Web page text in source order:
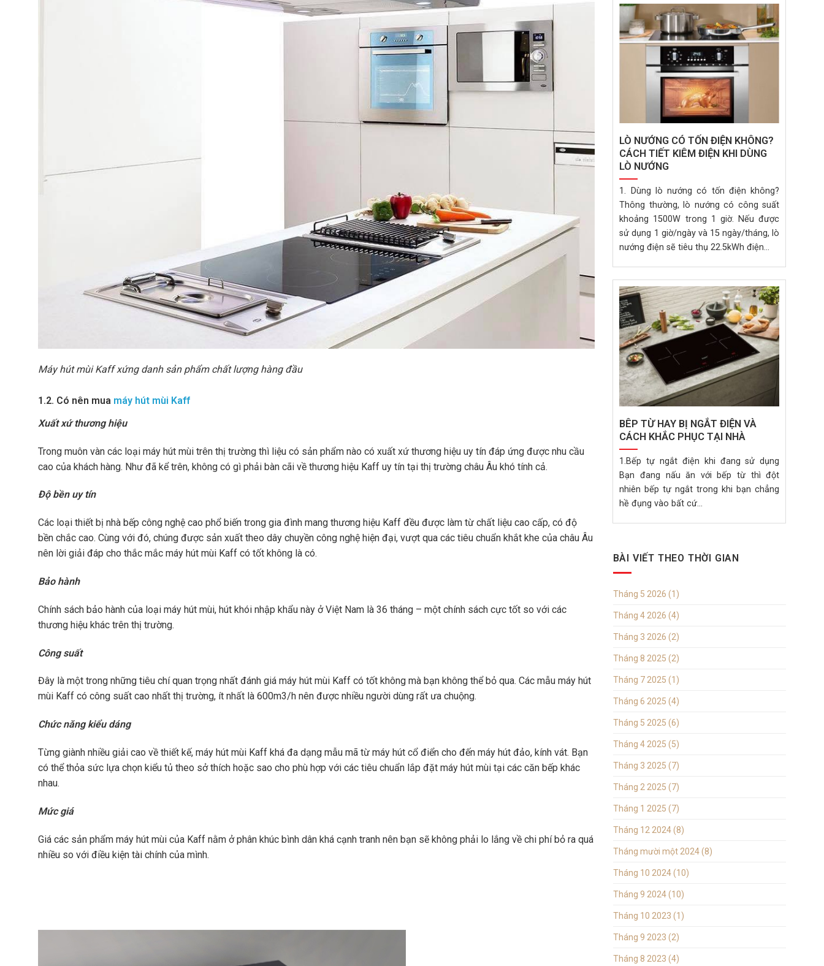
Máy hút mùi Kaff xứng danh sản phẩm chất lượng hàng đầu
1.2. Có nên mua máy hút mùi Kaff
Xuất xứ thương hiệu
Trong muôn vàn các loại máy hút mùi trên thị trường thì liệu có sản phẩm nào có xuất xứ thương hiệu uy tín đáp ứng được nhu cầu
cao của khách hàng. Như đã kể trên, không có gì phải bàn cãi về thương hiệu Kaff uy tín tại thị trường châu Âu khó tính cả.
Độ bền uy tín
Các loại thiết bị nhà bếp công nghệ cao phổ biến trong gia đình mang thương hiệu Kaff đều được làm từ chất liệu cao cấp, có độ
bền chắc cao. Cùng với đó, chúng được sản xuất theo dây chuyền công nghệ hiện đại, vượt qua các tiêu chuẩn khắt khe của châu Âu
nên lời giải đáp cho thắc mắc máy hút mùi Kaff có tốt không là có.
Bảo hành
Chính sách bảo hành của loại máy hút mùi, hút khói nhập khẩu này ở Việt Nam là 36 tháng – một chính sách cực tốt so với các
thương hiệu khác trên thị trường.
Công suất
Đây là một trong những tiêu chí quan trọng nhất đánh giá máy hút mùi Kaff có tốt không mà bạn không thể bỏ qua. Các mẫu máy hút
mùi Kaff có công suất cao nhất thị trường, ít nhất là 600m3/h nên được nhiều người dùng rất ưa chuộng.
Chức năng kiểu dáng
Từng giành nhiều giải cao về thiết kế, máy hút mùi Kaff khá đa dạng mẫu mã từ máy hút cổ điển cho đến máy hút đảo, kính vát. Bạn
có thể thỏa sức lựa chọn kiểu tủ theo sở thích hoặc sao cho phù hợp với các tiêu chuẩn lắp đặt máy hút mùi tại các căn bếp khác
nhau.
Mức giá
Giá các sản phẩm máy hút mùi của Kaff nằm ở phân khúc bình dân khá cạnh tranh nên bạn sẽ không phải lo lắng về chi phí bỏ ra quá
nhiều so với điều kiện tài chính của mình.
LÒ NƯỚNG CÓ TỐN ĐIỆN KHÔNG?
CÁCH TIẾT KIÊM ĐIỆN KHI DÙNG
LÒ NƯỚNG
1. Dùng lò nướng có tốn điện không?
Thông thường, lò nướng có công suất
khoảng 1500W trong 1 giờ. Nếu được
sử dụng 1 giờ/ngày và 15 ngày/tháng, lò
nướng điện sẽ tiêu thụ 22.5kWh điện...
BÊP TỪ HAY BỊ NGẮT ĐIỆN VÀ
CÁCH KHẮC PHỤC TẠI NHÀ
1.Bếp tự ngắt điện khi đang sử dụng
Bạn đang nấu ăn với bếp từ thì đột
nhiên bếp tự ngắt trong khi bạn chẳng
hề đụng vào bất cứ...
BÀI VIẾT THEO THỜI GIAN
Tháng 5 2026 (1)
Tháng 4 2026 (4)
Tháng 3 2026 (2)
Tháng 8 2025 (2)
Tháng 7 2025 (1)
Tháng 6 2025 (4)
Tháng 5 2025 (6)
Tháng 4 2025 (5)
Tháng 3 2025 (7)
Tháng 2 2025 (7)
Tháng 1 2025 (7)
Tháng 12 2024(8)
Tháng mười một 2024(8)
Tháng 10 2024(10)
Tháng 9 2024(10)
Tháng 10 2023 (1)
Tháng 9 2023 (2)
Tháng 8 2023 (4)